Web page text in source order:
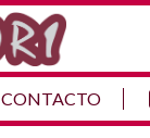
CONTACTO